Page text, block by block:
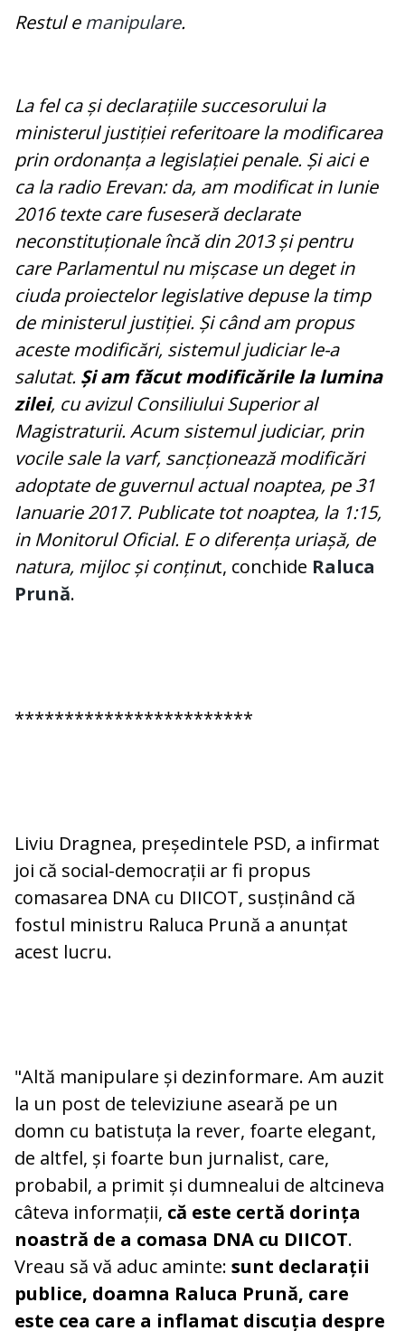
Restul emanipulare.
La fel ca și declarațiile succesorului la
ministerul justiției referitoare la modificarea
prin ordonanța a legislației penale. Și aici e
ca la radio Erevan: da, am modificat in Iunie
2016 texte care fuseseră declarate
neconstituționale încă din 2013 și pentru
care Parlamentul nu mișcase un deget in
ciuda proiectelor legislative depuse la timp
de ministerul justiției. Și când am propus
aceste modificări, sistemul judiciar le-a
salutat. Și am făcut modificările la lumina
zilei, cu avizul Consiliului Superior al
Magistraturii. Acum sistemul judiciar, prin
vocile sale la varf, sancționează modificări
adoptate de guvernul actual noaptea, pe 31
Ianuarie 2017. Publicate tot noaptea, la 1:15,
in Monitorul Oficial. E o diferența uriașă, de
natura, mijloc și conținut, conchide Raluca
Prună.
************************
Liviu Dragnea, președintele PSD, a infirmat
joi că social-democrații ar fi propus
comasarea DNA cu DIICOT, susținând că
fostul ministru Raluca Prună a anunțat
acest lucru.
"Altă manipulare și dezinformare. Am auzit
la un post de televiziune aseară pe un
domn cu batistuța la rever, foarte elegant,
de altfel, și foarte bun jurnalist, care,
probabil, a primit și dumnealui de altcineva
câteva informații, că este certă dorința
noastră de a comasa DNA cu DIICOT.
Vreau să vă aduc aminte: sunt declarații
publice, doamna Raluca Prună, care
este cea care a inflamat discuția despre